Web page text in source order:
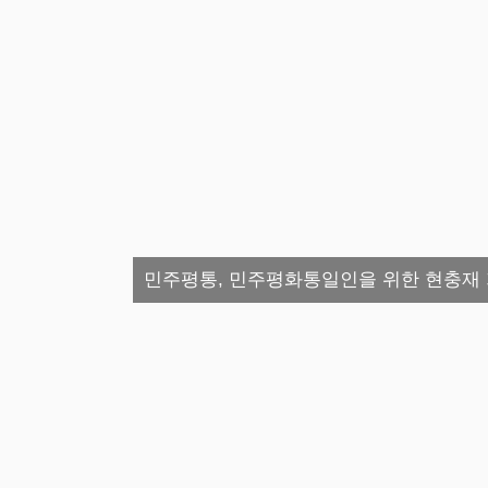
민주평통, 민주평화통일인을 위한 현충재